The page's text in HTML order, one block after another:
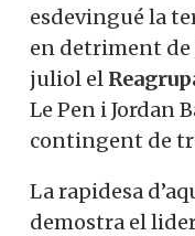
esdevingué la
en detriment de
juliol el
Le Pen i Jordan
contingent de
La rapidesa
demostra el